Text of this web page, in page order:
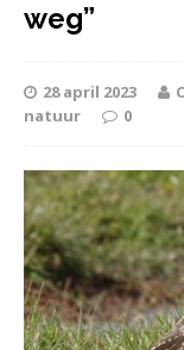
weg”
28 april 2023
natuur
0